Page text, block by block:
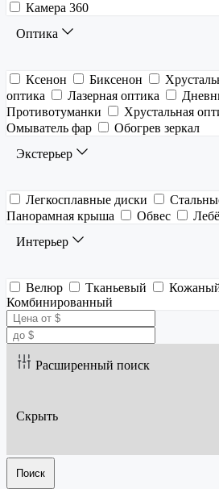
Камера 360
Оптика
Ксенон Биксенон
оптика
Лазерная оптика
Противотуманки
Хрустальная
Омыватель фар
Обогрев зеркал
Экстерьер
Легкосплавные диски
Панорамная крыша
Обвес
Интерьер
Велюр Тканьевый
Комбинированный
Расширенный поиск
Скрыть
Поиск